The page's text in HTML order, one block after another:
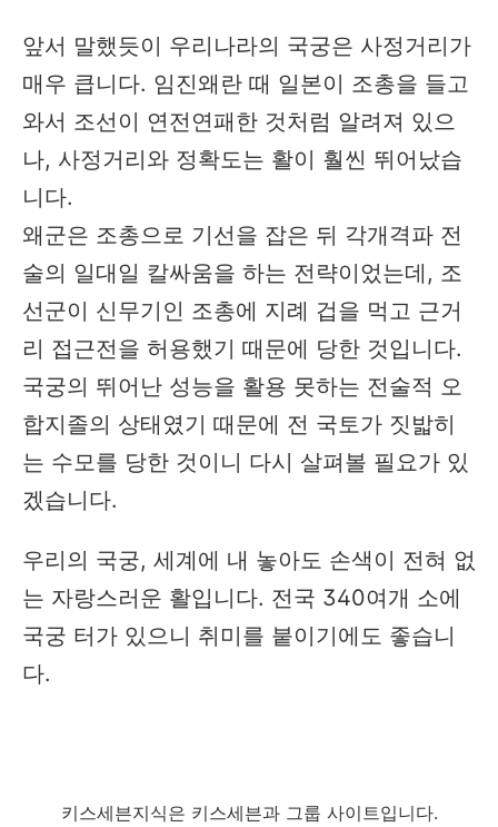
앞서 말했듯이 우리나라의 국궁은 사정거리가
매우 큽니다. 임진왜란 때 일본이 조총을 들고
와서 조선이 연전연패한 것처럼 알려져 있으
나, 사정거리와 정확도는 활이 훨씬 뛰어났습
니다.
왜군은 조총으로 기선을 잡은 뒤 각개격파 전
술의 일대일 칼싸움을 하는 전략이었는데, 조
선군이 신무기인 조총에 지례 겁을 먹고 근거
리 접근전을 허용했기 때문에 당한 것입니다.
국궁의 뛰어난 성능을 활용 못하는 전술적 오
합지졸의 상태였기 때문에 전 국토가 짓밟히
는 수모를 당한 것이니 다시 살펴볼 필요가 있
겠습니다.
우리의 국궁, 세계에 내 놓아도 손색이 전혀 없
는 자랑스러운 활입니다. 전국 340여개 소에
국궁 터가 있으니 취미를 붙이기에도 좋습니
다.
키스세븐지식은 키스세븐과 그룹 사이트입니다.